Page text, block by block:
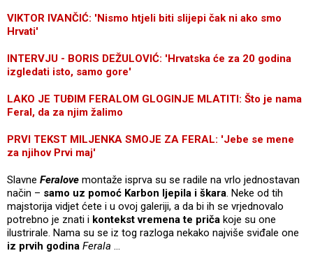
VIKTOR IVANČIĆ: 'Nismo htjeli biti slijepi čak ni ako smo
Hrvati'
INTERVJU - BORIS DEŽULOVIĆ: 'Hrvatska će za 20 godina
izgledati isto, samo gore'
LAKO JE TUĐIM FERALOM GLOGINJE MLATITI: Što je nama
Feral, da za njim žalimo
PRVI TEKST MILJENKA SMOJE ZA FERAL: 'Jebe se mene
za njihov Prvi maj'
Slavne Feralove montaže isprva su se radile na vrlo jednostavan
način – samo uz pomoć Karbon ljepila i škara. Neke od tih
majstorija vidjet ćete i u ovoj galeriji, a da bi ih se vrjednovalo
potrebno je znati i kontekst vremena te priča koje su one
ilustrirale. Nama su se iz tog razloga nekako najviše sviđale one
iz prvih godina Ferala …